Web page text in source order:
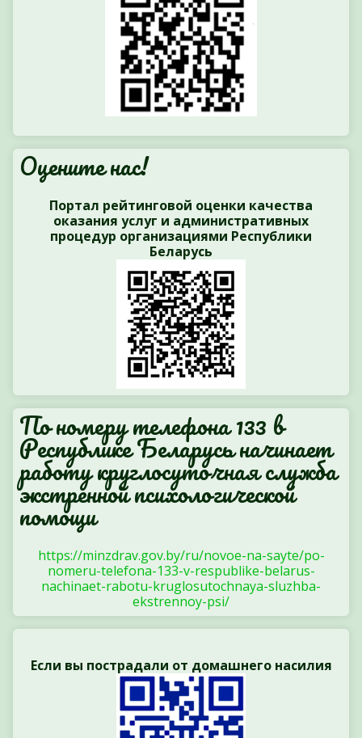
Оцените нас!
Портал рейтинговой оценки качества
оказания услуг и административных
процедур организациями Республики
Беларусь
По номеру телефона 133 в
Республике Беларусь начинает
работу круглосуточная служба
экстренной психологической
помощи
https://minzdrav.gov.by/ru/novoe-na-sayte/po-
nomeru-telefona-133-v-respublike-belarus-
nachinaet-rabotu-kruglosutochnaya-sluzhba-
ekstrennoy-psi/
Если вы пострадали от домашнего насилия